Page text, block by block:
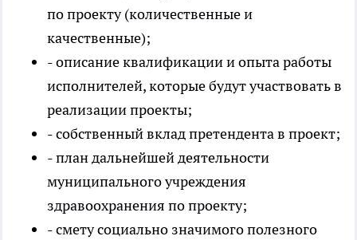
по проекту (количественные и
качественные);
- описание квалификации и опыта работы
исполнителей, которые будут участвовать в
реализации проекты;
- собственный вклад претендента в проект;
- план дальнейшей деятельности
муниципального учреждения
здравоохранения по проекту;
- смету социально значимого полезного